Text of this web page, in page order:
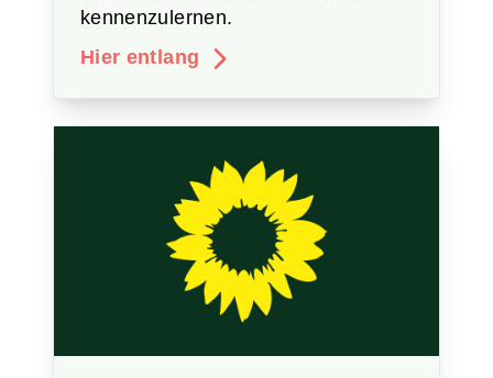
kennenzulernen.
Hier entlang